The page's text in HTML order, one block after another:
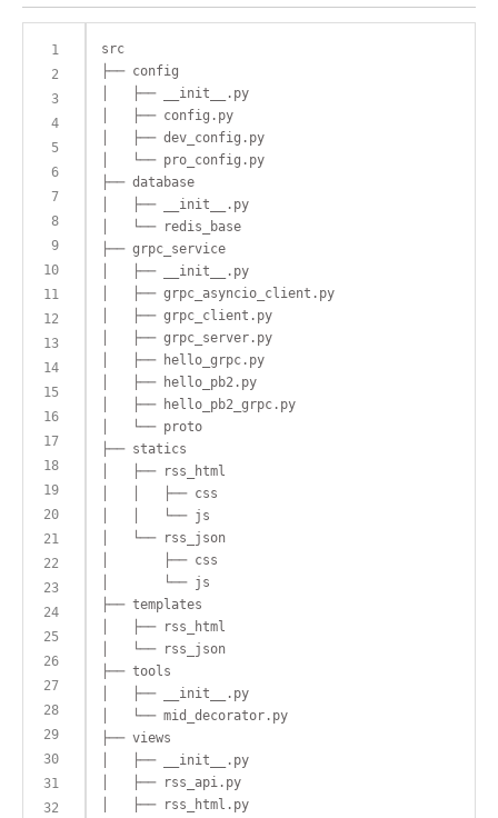
1
2
3
4
5
6
7
8
9
10
11
12
13
14
15
16
17
18
19
20
21
22
23
24
25
26
27
28
29
30
31
32
src
│   ├── __init__.py
│   ├── config.py
│   ├── dev_config.py
│   └── pro_config.py
├── database
│   ├── __init__.py
│   └── redis_base
├── grpc_service
│   ├── __init__.py
│   ├── grpc_asyncio_client.py
│   ├── grpc_client.py
│   ├── grpc_server.py
│   ├── hello_grpc.py
│   ├── hello_pb2.py
│   ├── hello_pb2_grpc.py
│   └── proto
│   └── rss_json
│   └── rss_json
│   ├── __init__.py
│   └── mid_decorator.py
│   ├── __init__.py
│   ├── rss_api.py
│   ├── rss_html.py